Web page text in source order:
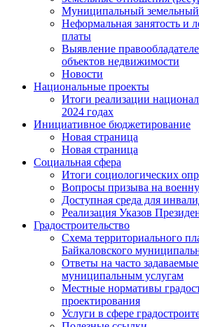
Муниципальный земельный
Неформальная занятость и
платы
Выявление
объектов недвижимости
Новости
Национальные проекты
Итоги реализации
2024 годах
Инициативное бюджетирование
Новая страница
Новая страница
Социальная сфера
Итоги социологических
Вопросы призыва на
Доступная среда для
Реализация Указов
Градостроительство
Схема территориального
Байкаловского
Ответы на часто
муниципальным услугам
Местные нормативы
проектирования
Услуги в сфере